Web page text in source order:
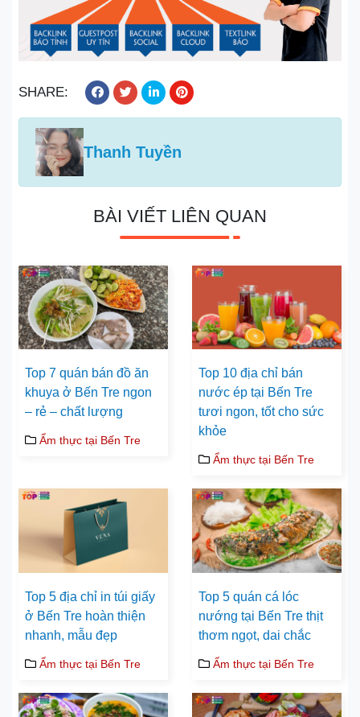
SHARE:
Thanh Tuyền
BÀI VIẾT LIÊN QUAN
Top 7 quán bán đồ ăn
khuya ở Bến Tre ngon
– rẻ – chất lượng
Ẩm thực tại Bến Tre
Top 10 địa chỉ bán
nước ép tại Bến Tre
tươi ngon, tốt cho sức
khỏe
Ẩm thực tại Bến Tre
Top 5 địa chỉ in túi giấy
ở Bến Tre hoàn thiện
nhanh, mẫu đẹp
Ẩm thực tại Bến Tre
Top 5 quán cá lóc
nướng tại Bến Tre thịt
thơm ngọt, dai chắc
Ẩm thực tại Bến Tre